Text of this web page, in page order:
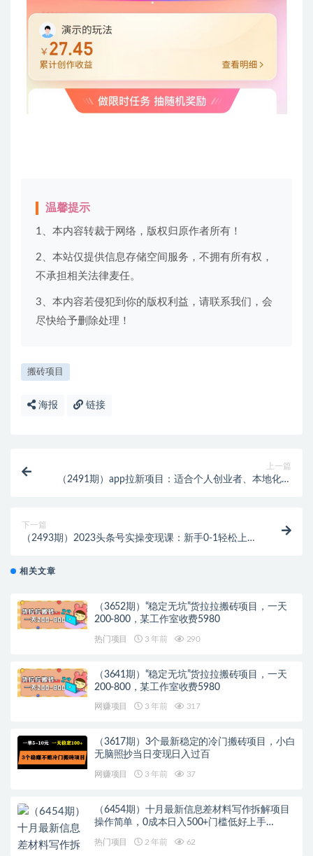
温馨提示
1、本内容转裁于网络，版权归原作者所有！
2、本站仅提供信息存储空间服务，不拥有所有权，
不承担相关法律麦任。
3、本内容若侵犯到你的版权利益，请联系我们，会
尽快给予删除处理！
搬砖项目
海报 链接
上一篇
（2491期）app拉新项目：适合个人创业者、本地化团
下一篇
（2493期）2023头条号实操变现课：新手0-1轻松上
相关文章
（3652期）“稳定无坑”货拉拉搬砖项目，一天
200-800，某工作室收费5980
热门项目 3 年前 290
（3641期）“稳定无坑”货拉拉搬砖项目，一天
200-800，某工作室收费5980
网赚项目 3 年前 317
（3617期）3个最新稳定的冷门搬砖项目，小白
无脑照抄当日变现日入过百
网赚项目 3 年前 37
（6454期）十月最新信息差材料写作拆解项目
操作简单，0成本日入500+门槛低好上手…
热门项目 2 年前 62